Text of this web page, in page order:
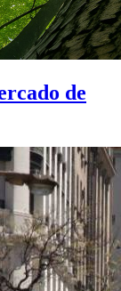
de